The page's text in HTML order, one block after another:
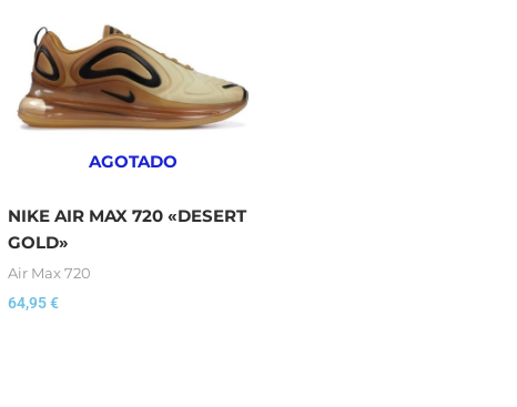
AGOTADO
NIKE AIR MAX 720 «DESERT
GOLD»
Air Max 720
64,95€